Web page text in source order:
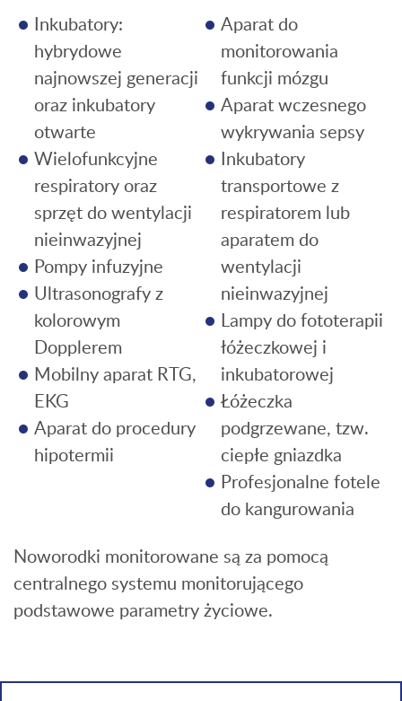
Inkubatory:
hybrydowe
najnowszej generacji
oraz inkubatory
otwarte
Wielofunkcyjne
respiratory oraz
sprzęt do wentylacji
nieinwazyjnej
Pompy infuzyjne
Ultrasonografy z
kolorowym
Dopplerem
Mobilny aparat RTG,
EKG
Aparat do procedury
hipotermii
Aparat do
monitorowania
funkcji mózgu
Aparat wczesnego
wykrywania sepsy
Inkubatory
transportowe z
respiratorem lub
aparatem do
wentylacji
nieinwazyjnej
Lampy do fototerapii
łóżeczkowej i
inkubatorowej
Łóżeczka
podgrzewane, tzw.
ciepłe gniazdka
Profesjonalne fotele
do kangurowania
Noworodki monitorowane są za pomocą
centralnego systemu monitorującego
podstawowe parametry życiowe.